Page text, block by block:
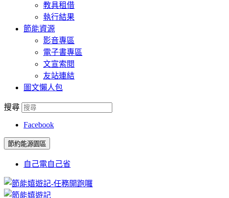
教具租借
執行結果
節能資源
影音專區
電子書專區
文宣索閱
友站連結
圖文懶人包
搜尋
Facebook
節約能源園區
自己電自己省